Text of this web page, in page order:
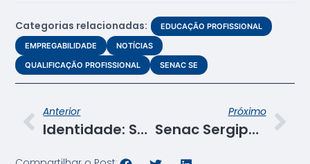
Categorias relacionadas:
EDUCAÇÃO PROFISSIONAL
EMPREGABILIDADE
NOTÍCIAS
QUALIFICAÇÃO PROFISSIONAL
SENAC SE
Anterior
Identidade: Senac SE apresenta vencedoras do 2º Concurso Gastronômico “Sabores de Sergipe”
Próximo
Senac Sergipe realiza nivelamento técnico sobre cabelos crespos e cacheados para docentes em Itabaiana